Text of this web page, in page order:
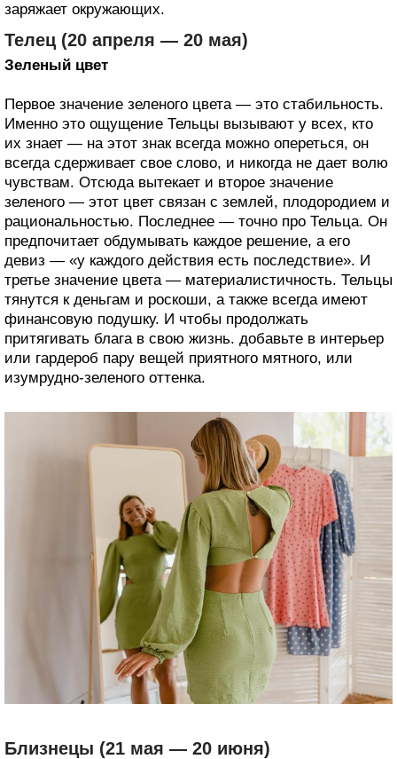
заряжает окружающих.
Телец (20 апреля — 20 мая)
Зеленый цвет
Первое значение зеленого цвета — это стабильность.
Именно это ощущение Тельцы вызывают у всех, кто
их знает — на этот знак всегда можно опереться, он
всегда сдерживает свое слово, и никогда не дает волю
чувствам. Отсюда вытекает и второе значение
зеленого — этот цвет связан с землей, плодородием и
рациональностью. Последнее — точно про Тельца. Он
предпочитает обдумывать каждое решение, а его
девиз — «у каждого действия есть последствие». И
третье значение цвета — материалистичность. Тельцы
тянутся к деньгам и роскоши, а также всегда имеют
финансовую подушку. И чтобы продолжать
притягивать блага в свою жизнь. добавьте в интерьер
или гардероб пару вещей приятного мятного, или
изумрудно-зеленого оттенка.
Близнецы (21 мая — 20 июня)